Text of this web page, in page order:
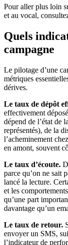
Pour aller plus loin
et au vocal,
Quels
campagne
Le pilotage d’une
métriques
dérives.
Le taux de dépôt
effectivement
dépend de l’état de
représentés), de la
l’acheminement
en amont, souvent
Le taux d’écoute.
parce qu’on ne sait
lancé la lecture.
et les
qu’une part
davantage qu’un
Le taux de retour.
envoyer un SMS,
l’indicateur de